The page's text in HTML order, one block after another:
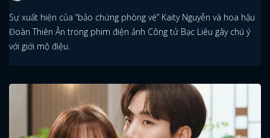
Sự xuất hiện của “bảo chứng phòng vé” Kaity Nguyễn và hoa hậu
Đoàn Thiên Ân trong phim điện ảnh Công tử Bạc Liêu gây chú ý
với giới mộ điệu.